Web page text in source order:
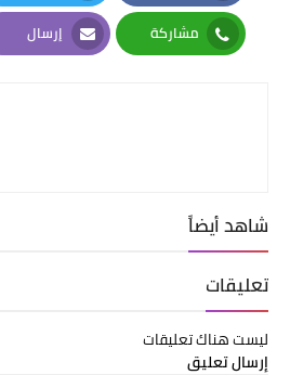
Facebook
Twitter
مشاركة
Whatsapp
إرسال
Email
شاهد أيضاً
تعليقات
ليست هناك تعليقات
إرسال تعليق